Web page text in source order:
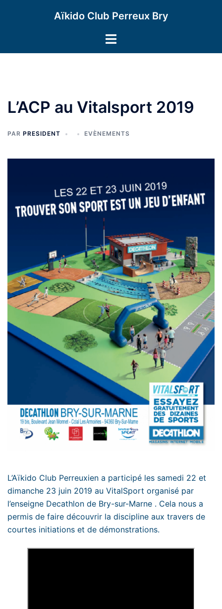
Aïkido Club Perreux Bry
Ouvrir/fermer
L’ACP au Vitalsport 2019
PAR PRESIDENT EVÈNEMENTS
L’Aïkido Club Perreuxien a participé les samedi 22 et
dimanche 23 juin 2019 au VitalSport organisé par
l’enseigne Decathlon de Bry-sur-Marne . Cela nous a
permis de faire découvrir la discipline aux travers de
courtes initiations et de démonstrations.